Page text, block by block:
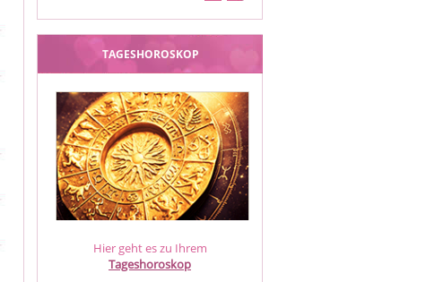
TAGESHOROSKOP
Hier geht es zu Ihrem
Tageshoroskop